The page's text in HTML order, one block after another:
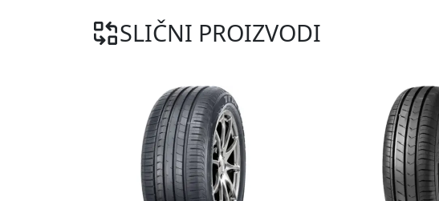
SLIČNI PROIZVODI